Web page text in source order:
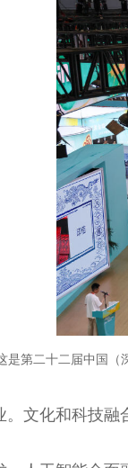
是第二十二届中国（
。文化和科技